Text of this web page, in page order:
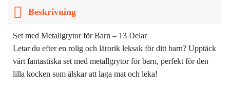
Beskrivning
Set med Metallgrytor för Barn – 13 Delar
Letar du efter en rolig och lärorik leksak för ditt barn? Upptäck
vårt fantastiska set med metallgrytor för barn, perfekt för den
lilla kocken som älskar att laga mat och leka!